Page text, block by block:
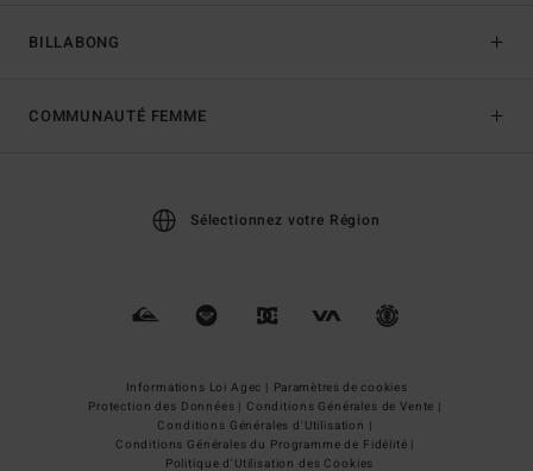
BILLABONG
COMMUNAUTÉ FEMME
Sélectionnez votre Région
Informations Loi Agec | Paramètres de cookies
Protection des Données | Conditions Générales de Vente |
Conditions Générales d'Utilisation |
Conditions Générales du Programme de Fidélité |
Politique d'Utilisation des Cookies